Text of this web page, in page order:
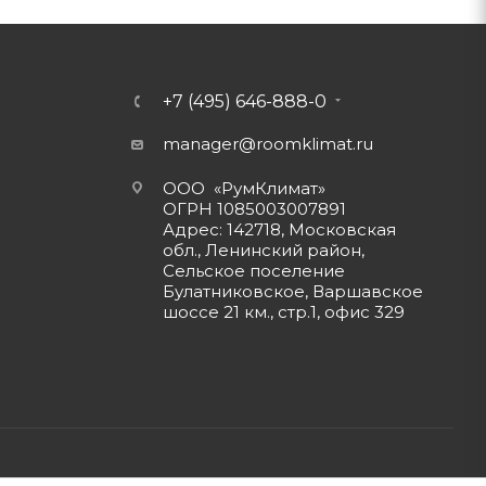
+7 (495) 646-888-0
manager@roomklimat.ru
ООО «РумКлимат»
ОГРН 1085003007891
Адрес: 142718, Московская
обл., Ленинский район,
Сельское поселение
Булатниковское, Варшавское
шоссе 21 км., стр.1, офис 329